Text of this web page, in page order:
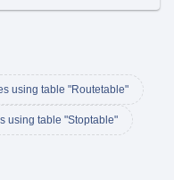
using table "Routetable"
using table "Stoptable"